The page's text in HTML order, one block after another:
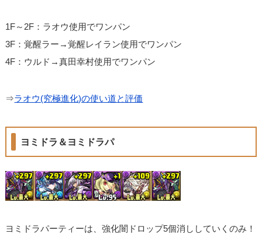
1F～2F：ラオウ使用でワンパン
3F：覚醒ラー→覚醒レイラン使用でワンパン
4F：ウルド→真田幸村使用でワンパン
⇒ラオウ(究極進化)の使い道と評価
ヨミドラ＆ヨミドラパ
ヨミドラパーティーは、強化闇ドロップ5個消ししていくのみ！